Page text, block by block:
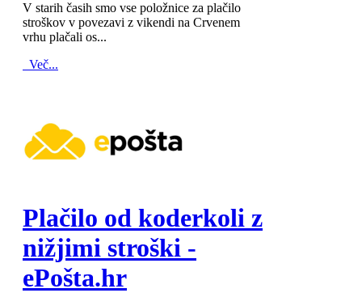
V starih časih smo vse položnice za plačilo
stroškov v povezavi z vikendi na Crvenem
vrhu plačali os...
Več...
Plačilo od koderkoli z
nižjimi stroški -
ePošta.hr